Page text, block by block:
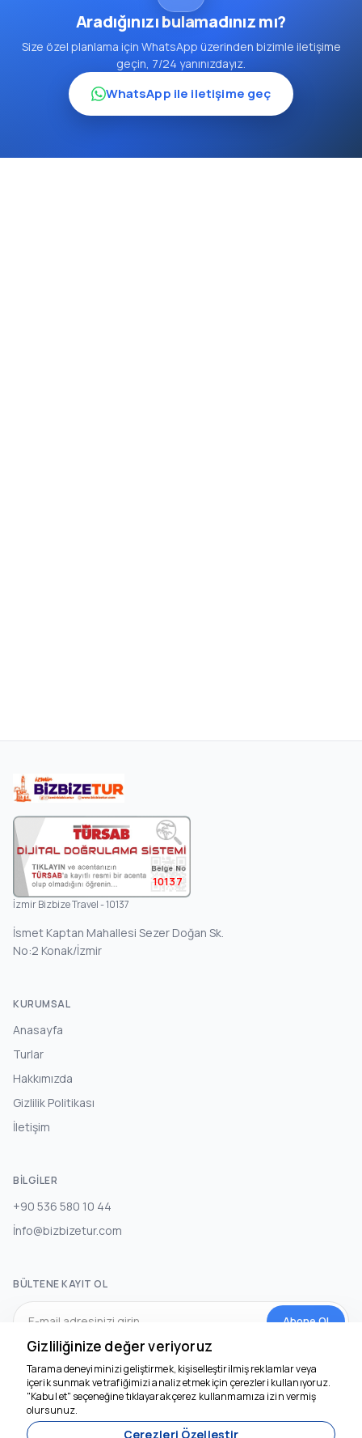
Aradığınızı bulamadınız mı?
Size özel planlama için WhatsApp üzerinden bizimle iletişime
geçin, 7/24 yanınızdayız.
WhatsApp ile iletişime geç
10137
İzmir Bizbize Travel - 10137
İsmet Kaptan Mahallesi Sezer Doğan Sk.
No:2 Konak/İzmir
KURUMSAL
Anasayfa
Turlar
Hakkımızda
Gizlilik Politikası
İletişim
BILGILER
+90 536 580 10 44
İnfo@bizbizetur.com
BÜLTENE KAYIT OL
Abone Ol
SOSYAL MEDYA
Gizliliğinize değer veriyoruz
Tarama deneyiminizi geliştirmek, kişiselleştirilmiş reklamlar veya
içerik sunmak ve trafiğimizi analiz etmek için çerezleri kullanıyoruz.
"Kabul et" seçeneğine tıklayarak çerez kullanmamıza izin vermiş
olursunuz.
Çerezleri Özelleştir